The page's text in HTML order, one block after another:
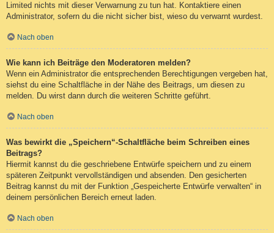
Limited nichts mit dieser Verwarnung zu tun hat. Kontaktiere einen
Administrator, sofern du die nicht sicher bist, wieso du verwarnt wurdest.
Nach oben
Wie kann ich Beiträge den Moderatoren melden?
Wenn ein Administrator die entsprechenden Berechtigungen vergeben hat,
siehst du eine Schaltfläche in der Nähe des Beitrags, um diesen zu
melden. Du wirst dann durch die weiteren Schritte geführt.
Nach oben
Was bewirkt die „Speichern“-Schaltfläche beim Schreiben eines
Beitrags?
Hiermit kannst du die geschriebene Entwürfe speichern und zu einem
späteren Zeitpunkt vervollständigen und absenden. Den gesicherten
Beitrag kannst du mit der Funktion „Gespeicherte Entwürfe verwalten“ in
deinem persönlichen Bereich erneut laden.
Nach oben